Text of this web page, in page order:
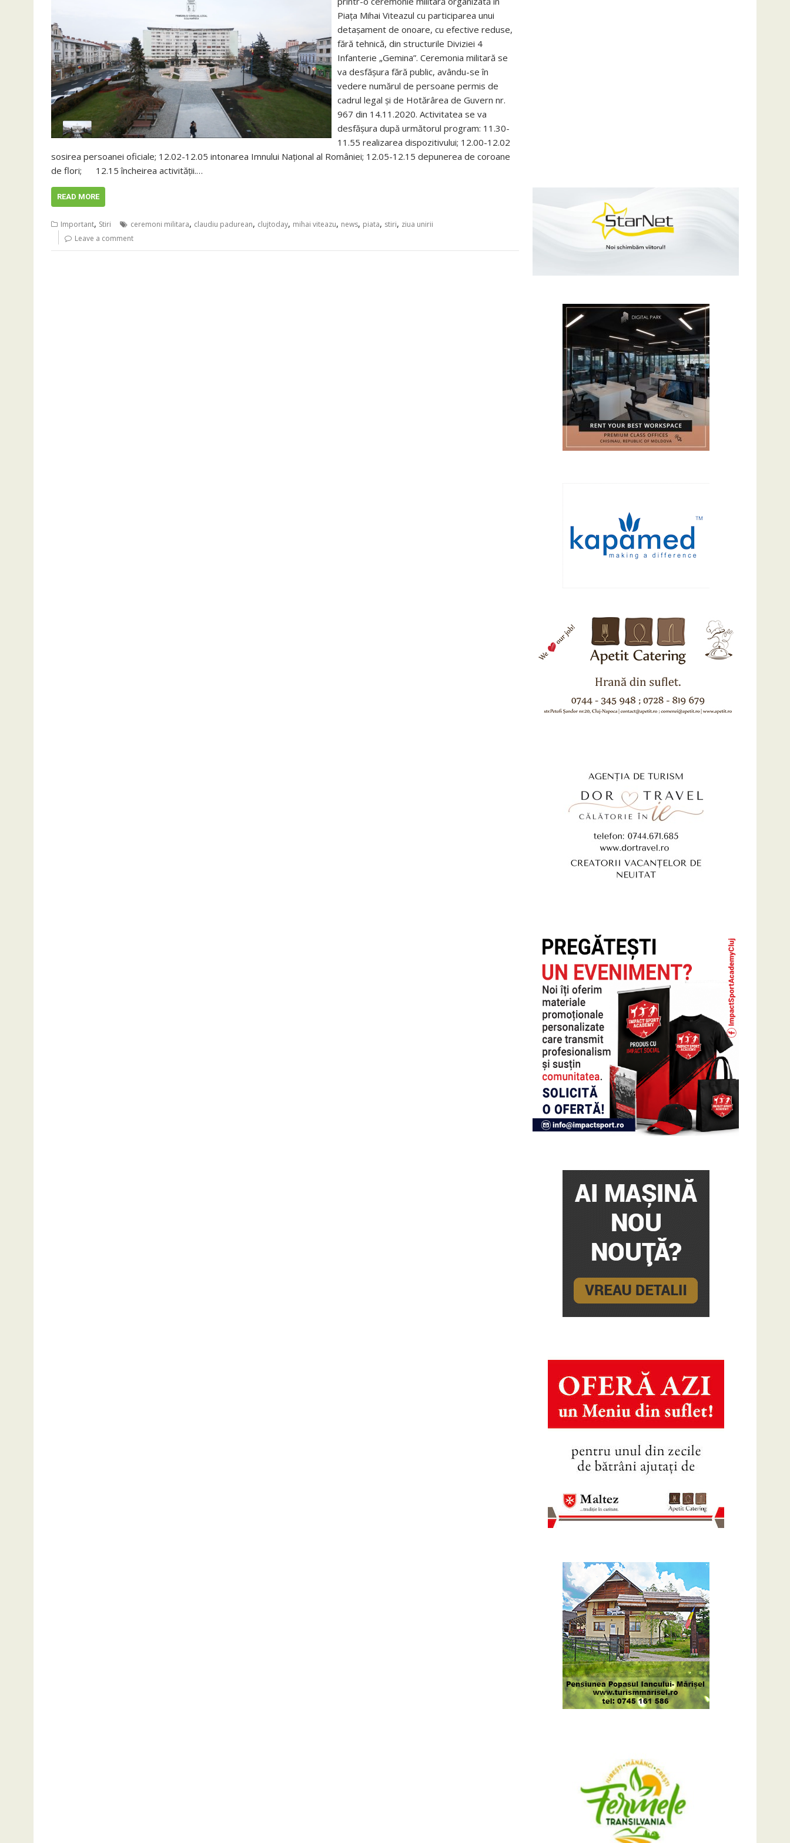
Piața Mihai Viteazul cu participarea unui
detașament de onoare, cu efective reduse,
fără tehnică, din structurile Diviziei 4
Infanterie „Gemina”. Ceremonia militară se
va desfășura fără public, avându-se în
vedere numărul de persoane permis de
cadrul legal și de Hotărârea de Guvern nr.
967 din 14.11.2020. Activitatea se va
desfășura după următorul program: 11.30-
11.55 realizarea dispozitivului; 12.00-12.02
sosirea persoanei oficiale; 12.02-12.05 intonarea Imnului Național al României; 12.05-12.15 depunerea de coroane
de flori; 12.15 încheirea activității.…
READ MORE
Important, Stiri ceremoni militara, claudiu padurean, clujtoday, mihai viteazu, news, piata, stiri, ziua unirii
Leave a comment